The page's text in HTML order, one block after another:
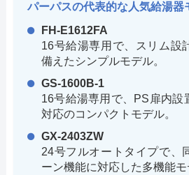
パーパスの代表的な人気給湯器
FH-E1612FA
16号給湯専用で、スリム設
備えたシンプルモデル。
GS-1600B-1
16号給湯専用で、PS扉内設
対応のコンパクトモデル。
GX-2403ZW
24号フルオートタイプで、
ーン機能に対応した多機能モ